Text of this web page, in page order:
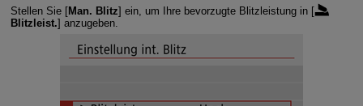
Stellen Sie [Man. Blitz] ein, um Ihre bevorzugte Blitzleistung in [
Blitzleist.] anzugeben.